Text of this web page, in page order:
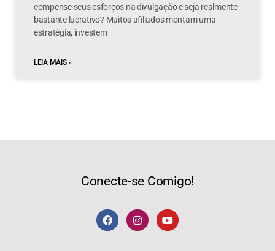
compense seus esforços na divulgação e seja realmente
bastante lucrativo? Muitos afiliados montam uma
estratégia, investem
LEIA MAIS »
Conecte-se Comigo!